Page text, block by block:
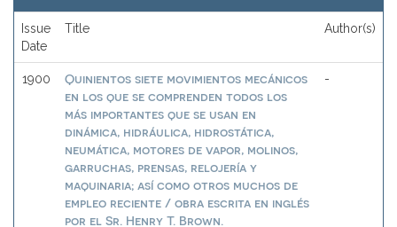
Issue
Date
Title Author(s)
1900
Quinientos siete movimientos mecánicos
en los que se comprenden todos los
más importantes que se usan en
dinámica, hidráulica, hidrostática,
neumática, motores de vapor, molinos,
garruchas, prensas, relojería y
maquinaria; así como otros muchos de
empleo reciente / obra escrita en inglés
por el Sr. Henry T. Brown.
-